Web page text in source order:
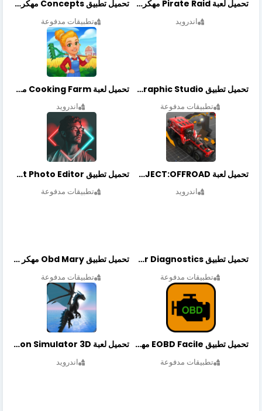
تحميل لعبة Pirate Raid مهكرة أخر إصدار
اندرويد
تحميل تطبيق Concepts مهكر أخر إصدار
تطبيقات مدفوعة
تحميل تطبيق Graphic Studio مهكر أخر إصدار
تطبيقات مدفوعة
تحميل لعبة Cooking Farm مهكرة أخر إصدار
اندرويد
تحميل لعبة PROJECT:OFFROAD مهكرة أخر إصدار
اندرويد
تحميل تطبيق NeonArt Photo Editor مهكر أخر إصدار
تطبيقات مدفوعة
تحميل تطبيق OBDeleven Car Diagnostics مهكر أخر إصدار
تطبيقات مدفوعة
تحميل تطبيق Obd Mary مهكر أخر إصدار
تطبيقات مدفوعة
تحميل تطبيق EOBD Facile مهكر أخر إصدار
تطبيقات مدفوعة
تحميل لعبة Dragon Simulator 3D مهكرة أخر إصدار
اندرويد